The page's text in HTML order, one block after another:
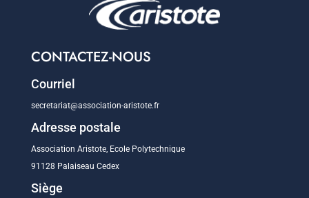
CONTACTEZ-NOUS
Courriel
secretariat@association-aristote.fr
Adresse postale
Association Aristote, Ecole Polytechnique
91128 Palaiseau Cedex
Siège